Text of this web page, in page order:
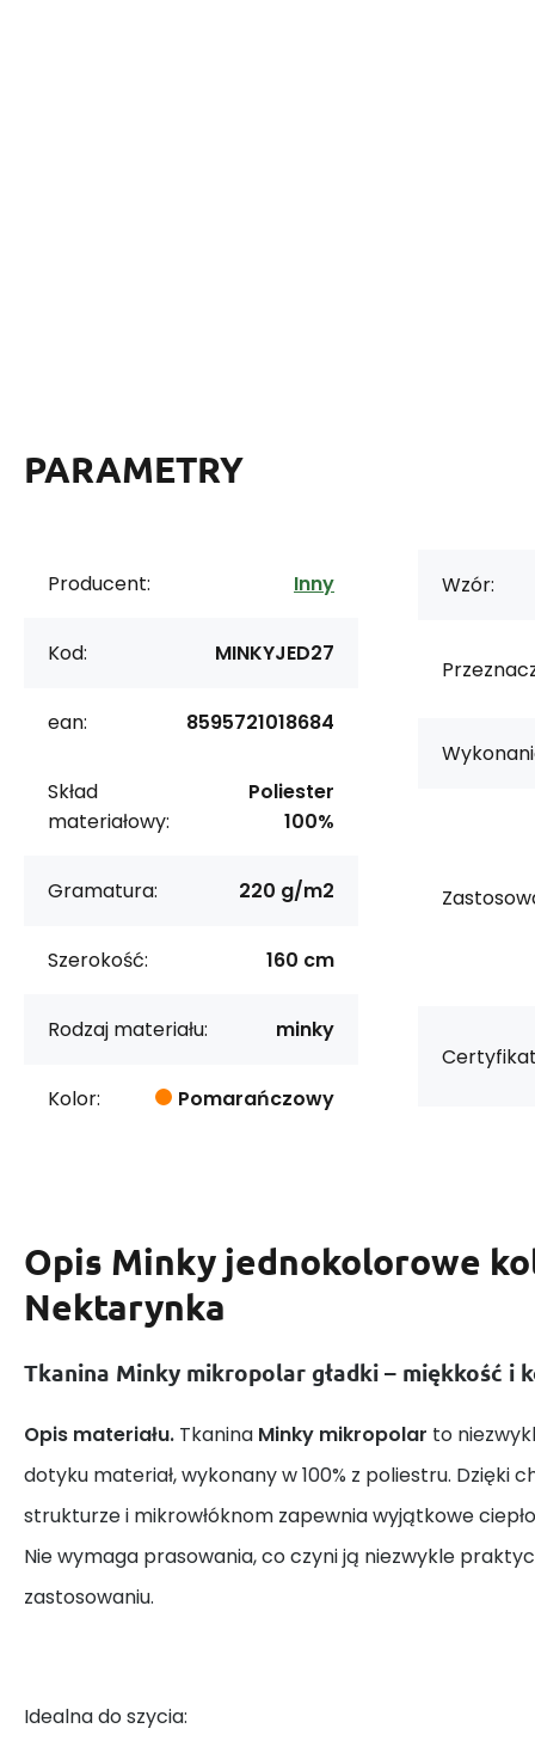
PARAMETRY
Producent: Inny
Kod: MINKYJED27
ean: 8595721018684
Skład
materiałowy:
Poliester
100%
Gramatura: 220 g/m2
Szerokość: 160 cm
Rodzaj materiału: minky
Kolor: Pomarańczowy
Wzór:
Opis Minky jednokolorowe
Nektarynka
Tkanina Minky mikropolar gładki – miękkość i
Opis materiału. Tkanina Minky mikropolar to
dotyku materiał, wykonany w 100% z poliestru. Dzięki
strukturze i mikrowłóknom zapewnia wyjątkowe
Nie wymaga prasowania, co czyni ją niezwykle
zastosowaniu.
Idealna do szycia: